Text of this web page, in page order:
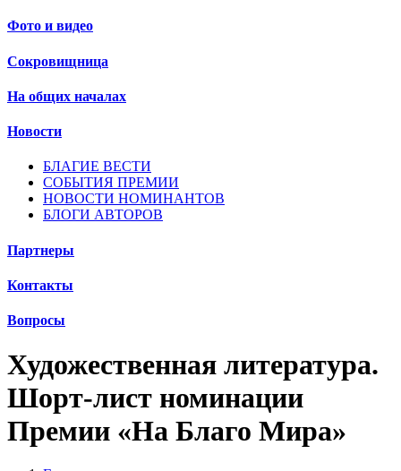
Фото и видео
Сокровищница
На общих началах
Новости
БЛАГИЕ ВЕСТИ
СОБЫТИЯ ПРЕМИИ
НОВОСТИ НОМИНАНТОВ
БЛОГИ АВТОРОВ
Партнеры
Контакты
Вопросы
Художественная литература.
Шорт-лист номинации
Премии «На Благо Мира»